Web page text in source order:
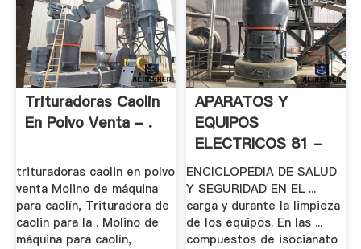
Trituradoras Caolin
En Polvo Venta - .
trituradoras caolin en polvo
venta Molino de máquina
para caolín, Trituradora de
caolin para la . Molino de
máquina para caolín,
APARATOS Y
EQUIPOS
ELECTRICOS 81 -
Insht.es
ENCICLOPEDIA DE SALUD
Y SEGURIDAD EN EL ...
carga y durante la limpieza
de los equipos. En las ...
compuestos de isocianato